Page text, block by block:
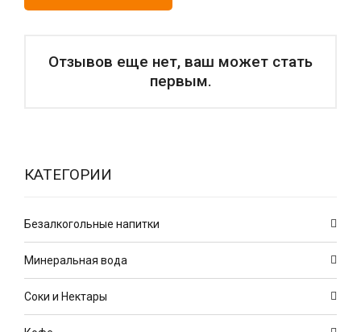
Отзывов еще нет, ваш может стать
первым.
КАТЕГОРИИ
Безалкогольные напитки
Минеральная вода
Соки и Нектары